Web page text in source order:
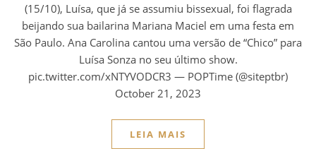
(15/10), Luísa, que já se assumiu bissexual, foi flagrada
beijando sua bailarina Mariana Maciel em uma festa em
São Paulo. Ana Carolina cantou uma versão de “Chico” para
Luísa Sonza no seu último show.
pic.twitter.com/xNTYVODCR3 — POPTime (@siteptbr)
October 21, 2023
LEIA MAIS